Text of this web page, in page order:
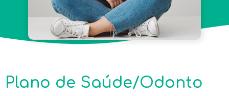
Plano de Saúde/Odonto